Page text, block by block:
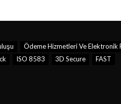
Ödeme Hizmetleri Ve Elektronik
ISO 8583 3D Secure FAST